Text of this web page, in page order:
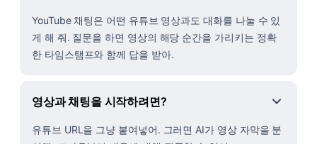
YouTube 채팅은 어떤 유튜브 영상과도 대화를 나눌 수 있
게 해 줘. 질문을 하면 영상의 해당 순간을 가리키는 정확
한 타임스탬프와 함께 답을 받아.
영상과 채팅을 시작하려면?
유튜브 URL을 그냥 붙여넣어. 그러면 AI가 영상 자막을 분